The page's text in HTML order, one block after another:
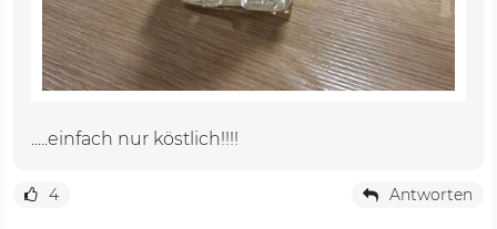
.....einfach nur köstlich!!!!
4 Antworten